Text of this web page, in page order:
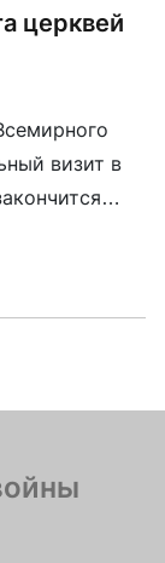
церквей
визит в